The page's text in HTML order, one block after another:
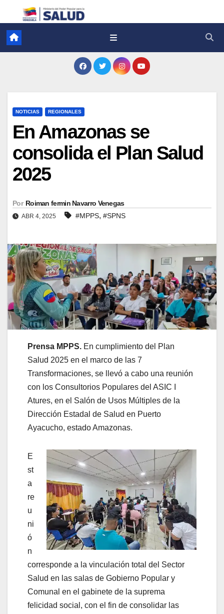
NOTICIAS REGIONALES
En Amazonas se
consolida el Plan Salud
2025
Por Roiman fermin Navarro Venegas
ABR 4, 2025 #MPPS, #SPNS
Prensa MPPS. En cumplimiento del Plan
Salud 2025 en el marco de las 7
Transformaciones, se llevó a cabo una reunión
con los Consultorios Populares del ASIC I
Atures, en el Salón de Usos Múltiples de la
Dirección Estadal de Salud en Puerto
Ayacucho, estado Amazonas.
E
st
a
re
u
ni
ó
n
corresponde a la vinculación total del Sector
Salud en las salas de Gobierno Popular y
Comunal en el gabinete de la suprema
felicidad social, con el fin de consolidar las